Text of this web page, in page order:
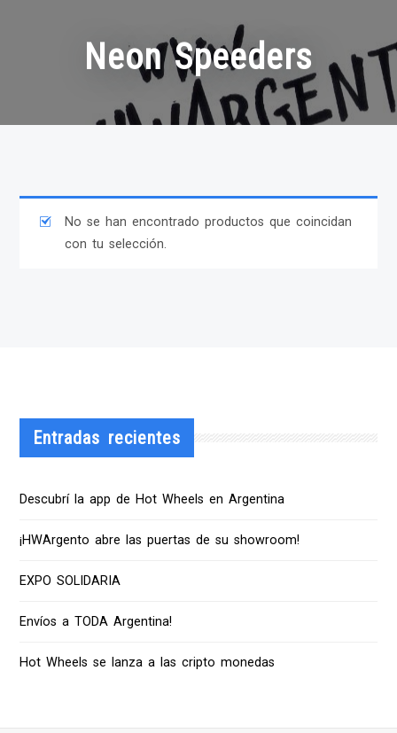
Neon Speeders
No se han encontrado productos que coincidan
con tu selección.
Entradas recientes
Descubrí la app de Hot Wheels en Argentina
¡HWArgento abre las puertas de su showroom!
EXPO SOLIDARIA
Envíos a TODA Argentina!
Hot Wheels se lanza a las cripto monedas